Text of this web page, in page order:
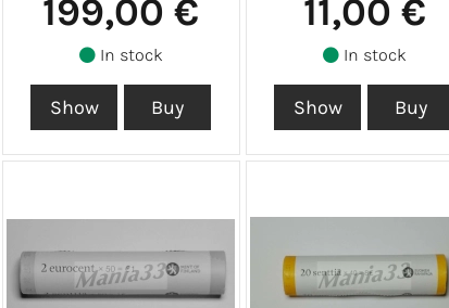
199,00 €
In stock
11,00 €
In stock